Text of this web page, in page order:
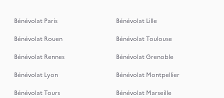
Bénévolat Paris
Bénévolat Lille
Bénévolat Rouen
Bénévolat Toulouse
Bénévolat Rennes
Bénévolat Grenoble
Bénévolat Lyon
Bénévolat Montpellier
Bénévolat Tours
Bénévolat Marseille